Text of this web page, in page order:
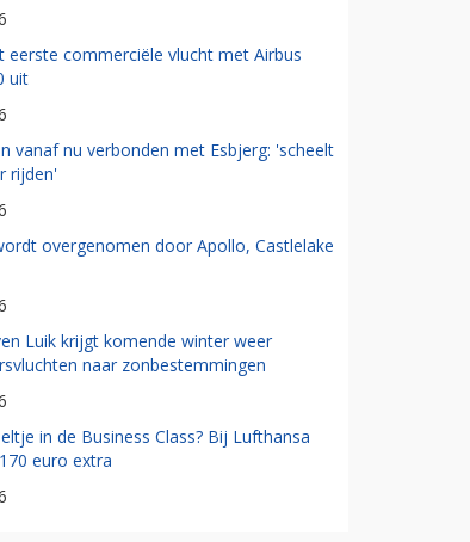
eerste commerciële vlucht met Airbus
uit
vanaf nu verbonden met Esbjerg: 'scheelt
rijden'
overgenomen door Apollo, Castlelake
Luik krijgt komende winter weer
naar zonbestemmingen
in de Business Class? Bij Lufthansa
euro extra